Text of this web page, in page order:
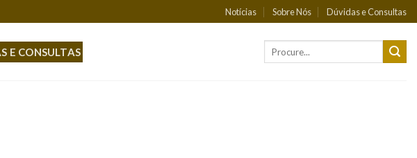
Notícias Sobre Nós Dúvidas e Consultas
E CONSULTAS